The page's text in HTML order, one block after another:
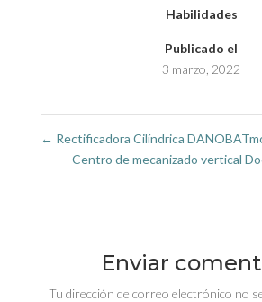
Habilidades
Publicado el
3 marzo, 2022
← Rectificadora Cilíndrica
Centro de mecanizado vertical
Enviar
Tu dirección de correo electrónico no